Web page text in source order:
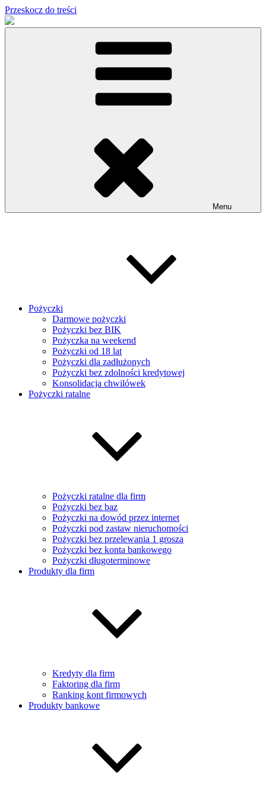
Przeskocz do treści
Menu
Pożyczki
Darmowe pożyczki
Pożyczki bez BIK
Pożyczka na weekend
Pożyczki od 18 lat
Pożyczki dla zadłużonych
Pożyczki bez zdolności kredytowej
Konsolidacja chwilówek
Pożyczki ratalne
Pożyczki ratalne dla firm
Pożyczki bez baz
Pożyczki na dowód przez internet
Pożyczki pod zastaw nieruchomości
Pożyczki bez przelewania 1 grosza
Pożyczki bez konta bankowego
Pożyczki długoterminowe
Produkty dla firm
Kredyty dla firm
Faktoring dla firm
Ranking kont firmowych
Produkty bankowe